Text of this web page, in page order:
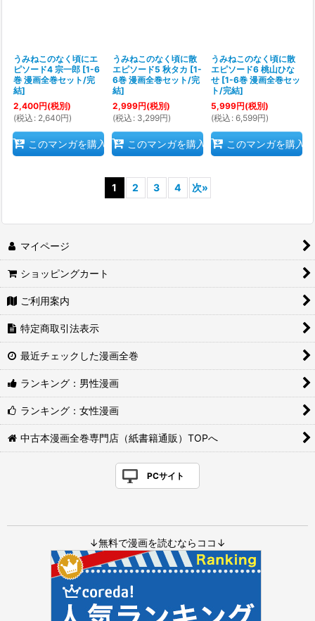
うみねこのなく頃にエ
ピソード4 宗一郎 [1-6
巻 漫画全巻セット/完
結]
2,400円(税別)
(税込 : 2,640円)
このマンガを購入
うみねこのなく頃に散
エピソード5 秋タカ [1-
6巻 漫画全巻セット/完
結]
2,999円(税別)
(税込 : 3,299円)
このマンガを購入
うみねこのなく頃に散
エピソード6 桃山ひな
せ [1-6巻 漫画全巻セッ
ト/完結]
5,999円(税別)
(税込 : 6,599円)
このマンガを購入
1 2 3 4 次»
マイページ
ショッピングカート
ご利用案内
特定商取引法表示
最近チェックした漫画全巻
ランキング：男性漫画
ランキング：女性漫画
中古本漫画全巻専門店（紙書籍通販）TOPへ
PCサイト
↓無料で漫画を読むならココ↓